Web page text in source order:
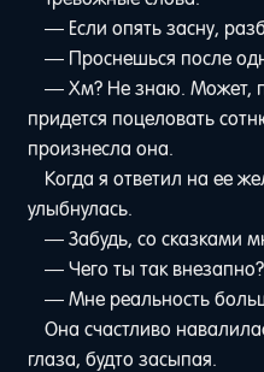
— Если опять засну,
— Проснешься после
— Хм? Не знаю. Может,
придется поцеловать
произнесла она.
Когда я ответил на ее
улыбнулась.
— Забудь, со сказками
— Чего ты так внезапно?
— Мне реальность
Она счастливо
глаза, будто засыпая.